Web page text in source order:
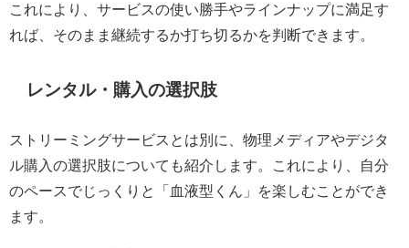
これにより、サービスの使い勝手やラインナップに満足す
れば、そのまま継続するか打ち切るかを判断できます。
レンタル・購入の選択肢
ストリーミングサービスとは別に、物理メディアやデジタ
ル購入の選択肢についても紹介します。これにより、自分
のペースでじっくりと「血液型くん」を楽しむことができ
ます。